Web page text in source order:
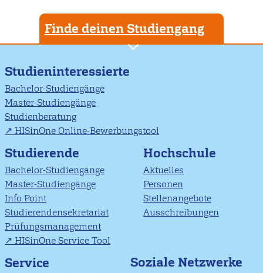
Finde deinen Studiengang
Studieninteressierte
Bachelor-Studiengänge
Master-Studiengänge
Studienberatung
HISinOne Online-Bewerbungstool
Studierende
Bachelor-Studiengänge
Master-Studiengänge
Info Point
Studierendensekretariat
Prüfungsmanagement
HISinOne Service Tool
Hochschule
Aktuelles
Personen
Stellenangebote
Ausschreibungen
Service Soziale Netzwerke